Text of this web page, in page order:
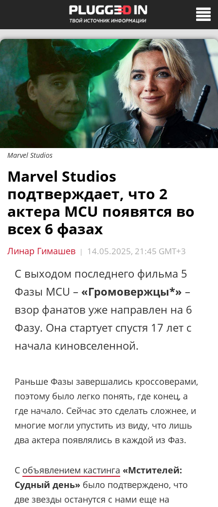
Marvel Studios
Marvel Studios
подтверждает, что 2
актера MCU появятся во
всех 6 фазах
Линар Гимашев | 14.05.2025, 21:45 GMT+3
С выходом последнего фильма 5
Фазы MCU – «Громовержцы*» –
взор фанатов уже направлен на 6
Фазу. Она стартует спустя 17 лет с
начала киновселенной.
Раньше Фазы завершались кроссоверами,
поэтому было легко понять, где конец, а
где начало. Сейчас это сделать сложнее, и
многие могли упустить из виду, что лишь
два актера появлялись в каждой из Фаз.
С объявлением кастинга «Мстителей:
Судный день» было подтверждено, что
две звезды останутся с нами еще на